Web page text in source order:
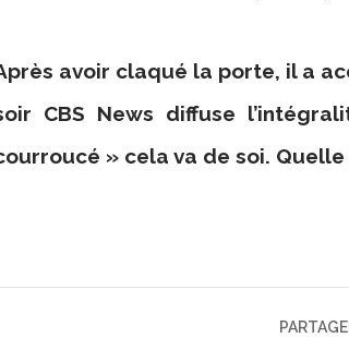
avoir claqué la porte, il a
CBS News diffuse
» cela va de soi.